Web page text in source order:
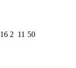
16 2 11 50